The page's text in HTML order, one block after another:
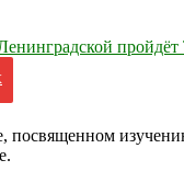
посвященном